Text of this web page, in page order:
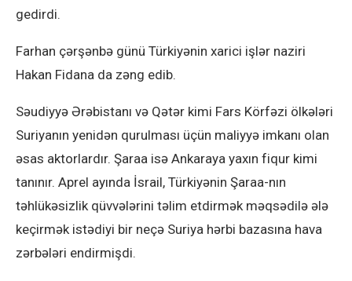
gedirdi.
Farhan çərşənbə günü Türkiyənin xarici işlər naziri
Hakan Fidana da zəng edib.
Səudiyyə Ərəbistanı və Qətər kimi Fars Körfəzi ölkələri
Suriyanın yenidən qurulması üçün maliyyə imkanı olan
əsas aktorlardır. Şaraa isə Ankaraya yaxın fiqur kimi
tanınır. Aprel ayında İsrail, Türkiyənin Şaraa-nın
təhlükəsizlik qüvvələrini təlim etdirmək məqsədilə ələ
keçirmək istədiyi bir neçə Suriya hərbi bazasına hava
zərbələri endirmişdi.